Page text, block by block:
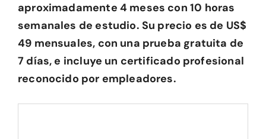
aproximadamente 4 meses con 10 horas
semanales de estudio. Su precio es de US$
49 mensuales, con una prueba gratuita de
7 días, e incluye un certificado profesional
reconocido por empleadores.